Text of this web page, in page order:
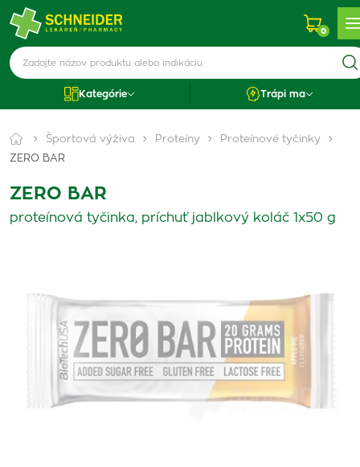
0
Kategórie Trápi ma
Športová výživa Proteíny
Proteínové tyčinky
ZERO BAR
ZERO BAR
proteínová tyčinka, príchuť jablkový koláč 1x50 g